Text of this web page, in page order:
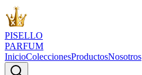
PISELLO
PARFUM
InicioColeccionesProductosNosotros